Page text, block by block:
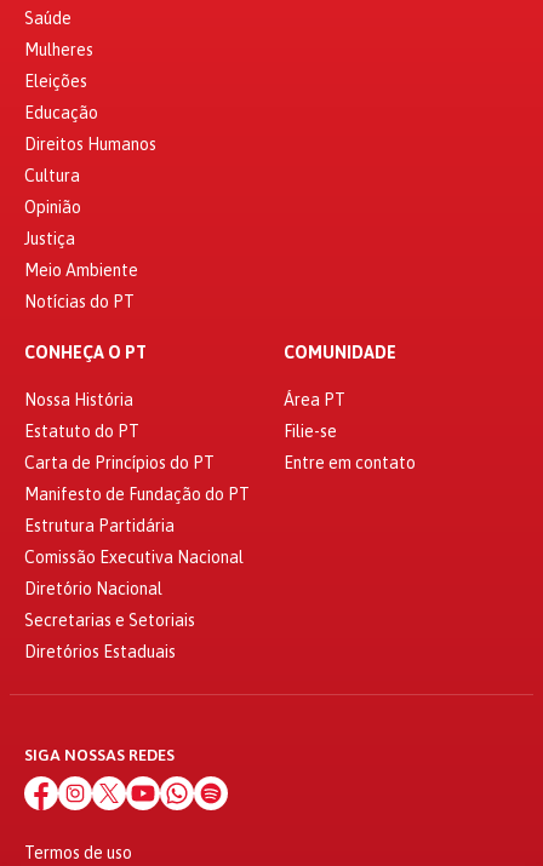
Saúde
Mulheres
Eleições
Educação
Direitos Humanos
Cultura
Opinião
Justiça
Meio Ambiente
Notícias do PT
CONHEÇA O PT
Nossa História
Estatuto do PT
Carta de Princípios do PT
Manifesto de Fundação do PT
Estrutura Partidária
Comissão Executiva Nacional
Diretório Nacional
Secretarias e Setoriais
Diretórios Estaduais
COMUNIDADE
Área PT
Filie-se
Entre em contato
SIGA NOSSAS REDES
Termos de uso